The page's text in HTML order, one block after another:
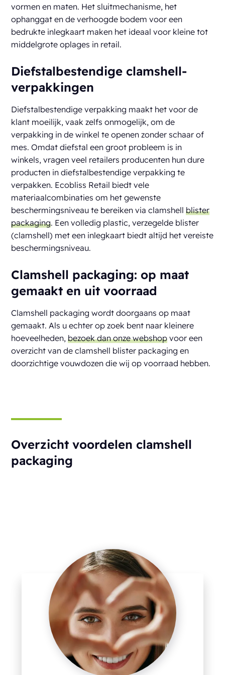
vormen en maten. Het sluitmechanisme, het
ophanggat en de verhoogde bodem voor een
bedrukte inlegkaart maken het ideaal voor kleine tot
middelgrote oplages in retail.
Diefstalbestendige clamshell-
verpakkingen
Diefstalbestendige verpakking maakt het voor de
klant moeilijk, vaak zelfs onmogelijk, om de
verpakking in de winkel te openen zonder schaar of
mes. Omdat diefstal een groot probleem is in
winkels, vragen veel retailers producenten hun dure
producten in diefstalbestendige verpakking te
verpakken. Ecobliss Retail biedt vele
materiaalcombinaties om het gewenste
beschermingsniveau te bereiken via clamshellblister
packaging. Een volledig plastic, verzegelde blister
(clamshell) met een inlegkaart biedt altijd het vereiste
beschermingsniveau.
Clamshell packaging: op maat
gemaakt en uit voorraad
Clamshell packaging wordt doorgaans op maat
gemaakt. Als u echter op zoek bent naar kleinere
hoeveelheden,bezoek dan onze webshop voor een
overzicht van de clamshell blister packaging en
doorzichtige vouwdozen die wij op voorraad hebben.
Overzicht voordelen clamshell
packaging